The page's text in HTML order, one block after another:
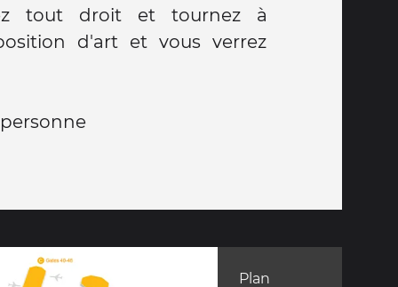
tout droit et tournez à
d'art et vous verrez
personne
Plan